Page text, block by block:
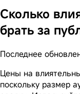
Сколько
брать за
Последнее
Цены на
поскольку размер